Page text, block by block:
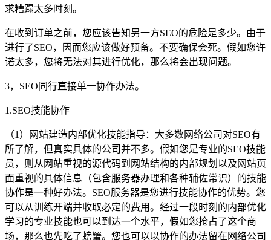
求糟蹋太多时刻。
在收到订单之前，您应该告知另一方SEO的危险是多少。由于
进行了SEO，因而您应该做好预备。不要确保会死。假如您许
诺太多，您将无法对其进行优化，那么将会出现问题。
3，SEO同行直接单一协作办法。
1.SEO技能协作
（1）网站建造内部优化技能指导：大多数网络公司对SEO有
所了解，但真实具体的公司并不多。假如您是专业的SEO技能
员，则从网站重视的源代码到网站结构的内部规划以及网站页
面重视的具体信息（包含服务器办理和各种辅佐常识）的技能
协作是一种好办法。SEO服务器是您进行技能协作的优势。您
可以从训练开端并收取必定的费用。经过一段时刻的内部优化
学习的专业技能也可以到达一个水平，假如您抢占了这个商
场，那么也先吃了螃蟹。您也可以以协作的办法留在网络公司